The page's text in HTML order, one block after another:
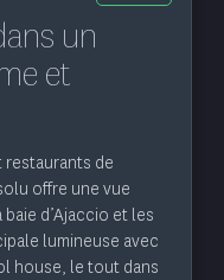
un
et
restaurants de
offre une vue
d’Ajaccio et les
lumineuse avec
house, le tout dans